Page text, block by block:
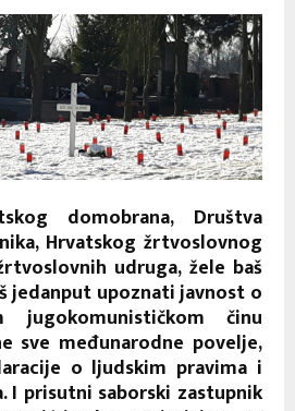
domobrana, Društva
Hrvatskog žrtvoslovnog
udruga, žele baš
jedanput upoznati javnost o
jugokomunističkom činu
sve međunarodne povelje,
o ljudskim pravima i
I prisutni saborski zastupnik